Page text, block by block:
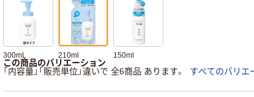
300mL 210ml 150ml
この商品のバリエーション
「内容量」「販売単位」違いで 全6商品 あります。
すべてのバリエ